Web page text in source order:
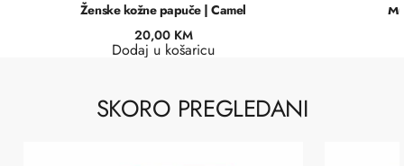
Ženske kožne papuče | Camel
20,00 KM
Dodaj u košaricu
SKORO PREGLEDANI